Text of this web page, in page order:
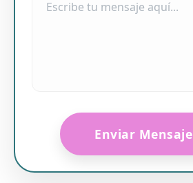
Enviar Mensaje